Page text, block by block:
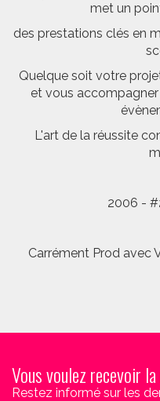
met un
des prestations clés en
Quelque soit votre
et vous
L'art de la réussite
2006 -
Carrément Prod avec
Vous voulez recevoir
Restez informé sur les